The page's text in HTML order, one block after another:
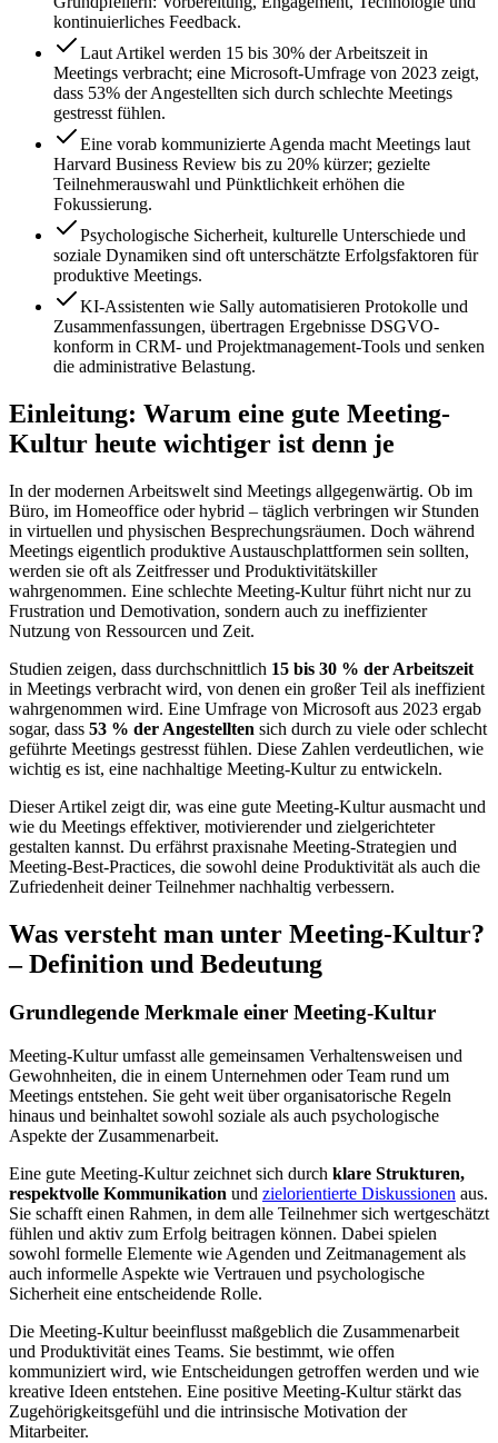
kontinuierliches Feedback.
Laut Artikel werden 15 bis 30% der Arbeitszeit in
Meetings verbracht; eine Microsoft-Umfrage von 2023 zeigt,
dass 53% der Angestellten sich durch schlechte Meetings
gestresst fühlen.
Eine vorab kommunizierte Agenda macht Meetings laut
Harvard Business Review bis zu 20% kürzer; gezielte
Teilnehmerauswahl und Pünktlichkeit erhöhen die
Fokussierung.
Psychologische Sicherheit, kulturelle Unterschiede und
soziale Dynamiken sind oft unterschätzte Erfolgsfaktoren für
produktive Meetings.
KI-Assistenten wie Sally automatisieren Protokolle und
Zusammenfassungen, übertragen Ergebnisse DSGVO-
konform in CRM- und Projektmanagement-Tools und senken
die administrative Belastung.
Einleitung: Warum eine gute Meeting-
Kultur heute wichtiger ist denn je
In der modernen Arbeitswelt sind Meetings allgegenwärtig. Ob im
Büro, im Homeoffice oder hybrid – täglich verbringen wir Stunden
in virtuellen und physischen Besprechungsräumen. Doch während
Meetings eigentlich produktive Austauschplattformen sein sollten,
werden sie oft als Zeitfresser und Produktivitätskiller
wahrgenommen. Eine schlechte Meeting-Kultur führt nicht nur zu
Frustration und Demotivation, sondern auch zu ineffizienter
Nutzung von Ressourcen und Zeit.
Studien zeigen, dass durchschnittlich 15 bis 30 % der Arbeitszeit
in Meetings verbracht wird, von denen ein großer Teil als ineffizient
wahrgenommen wird. Eine Umfrage von Microsoft aus 2023 ergab
sogar, dass 53 % der Angestellten sich durch zu viele oder schlecht
geführte Meetings gestresst fühlen. Diese Zahlen verdeutlichen, wie
wichtig es ist, eine nachhaltige Meeting-Kultur zu entwickeln.
Dieser Artikel zeigt dir, was eine gute Meeting-Kultur ausmacht und
wie du Meetings effektiver, motivierender und zielgerichteter
gestalten kannst. Du erfährst praxisnahe Meeting-Strategien und
Meeting-Best-Practices, die sowohl deine Produktivität als auch die
Zufriedenheit deiner Teilnehmer nachhaltig verbessern.
Was versteht man unter Meeting-Kultur?
– Definition und Bedeutung
Grundlegende Merkmale einer Meeting-Kultur
Meeting-Kultur umfasst alle gemeinsamen Verhaltensweisen und
Gewohnheiten, die in einem Unternehmen oder Team rund um
Meetings entstehen. Sie geht weit über organisatorische Regeln
hinaus und beinhaltet sowohl soziale als auch psychologische
Aspekte der Zusammenarbeit.
Eine gute Meeting-Kultur zeichnet sich durch klare Strukturen,
respektvolle Kommunikation und zielorientierte Diskussionen aus.
Sie schafft einen Rahmen, in dem alle Teilnehmer sich wertgeschätzt
fühlen und aktiv zum Erfolg beitragen können. Dabei spielen
sowohl formelle Elemente wie Agenden und Zeitmanagement als
auch informelle Aspekte wie Vertrauen und psychologische
Sicherheit eine entscheidende Rolle.
Die Meeting-Kultur beeinflusst maßgeblich die Zusammenarbeit
und Produktivität eines Teams. Sie bestimmt, wie offen
kommuniziert wird, wie Entscheidungen getroffen werden und wie
kreative Ideen entstehen. Eine positive Meeting-Kultur stärkt das
Zugehörigkeitsgefühl und die intrinsische Motivation der
Mitarbeiter.